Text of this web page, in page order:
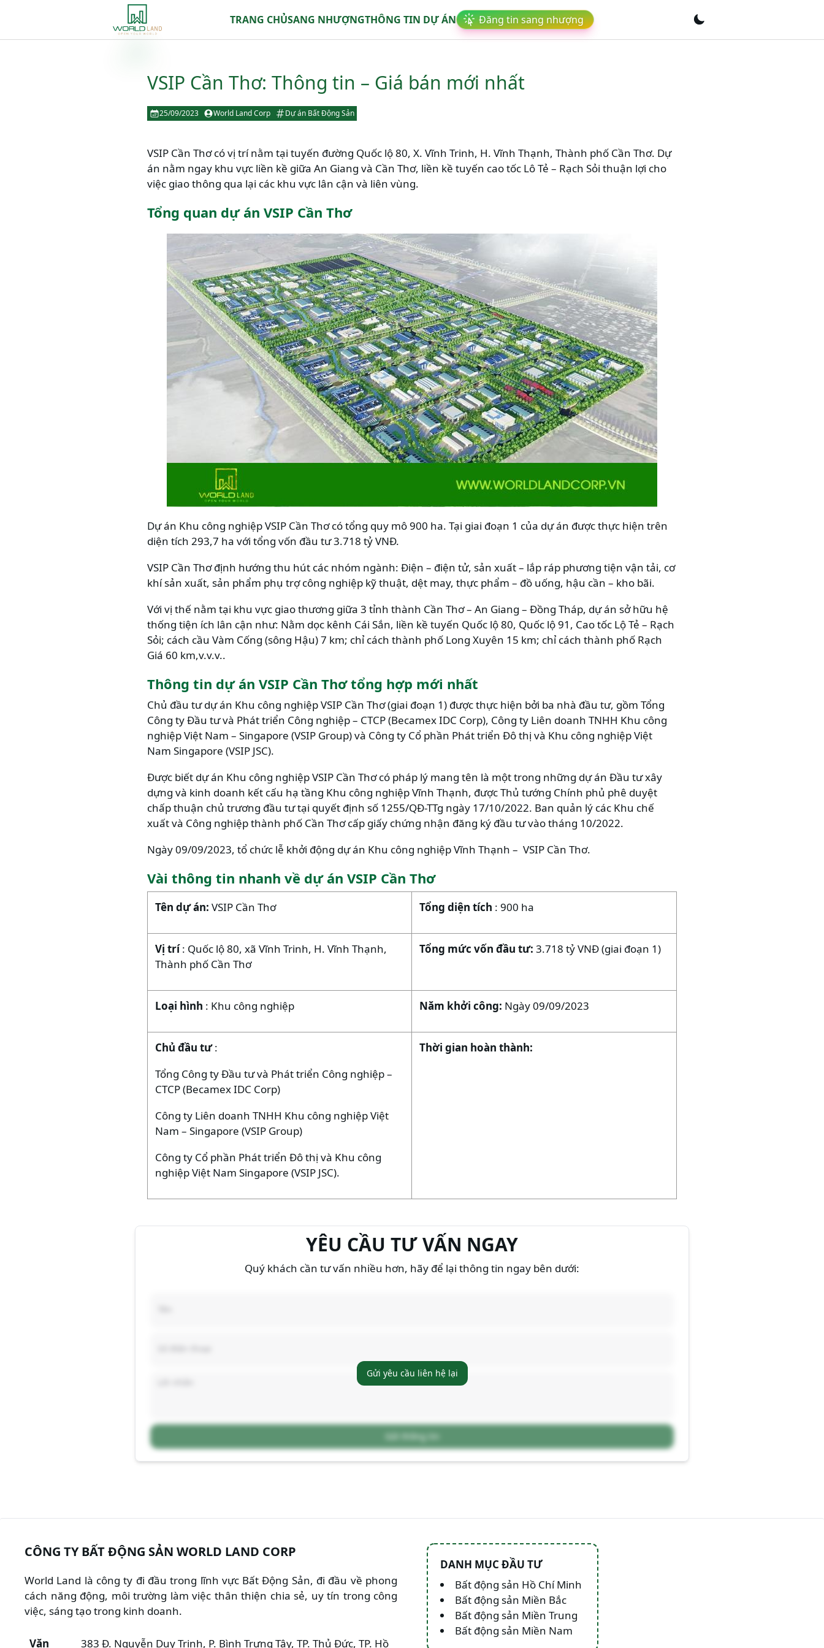
TRANG CHỦSANG NHƯỢNGTHÔNG TIN DỰ ÁN Đăng tin sang nhượng
VSIP Cần Thơ: Thông tin – Giá bán mới nhất
25/09/2023 World Land Corp Dự án Bất Động Sản
VSIP Cần Thơ có vị trí nằm tại tuyến đường Quốc lộ 80, X. Vĩnh Trinh, H. Vĩnh Thạnh, Thành phố Cần Thơ. Dự
án nằm ngay khu vực liền kề giữa An Giang và Cần Thơ, liền kề tuyến cao tốc Lô Tẻ – Rạch Sỏi thuận lợi cho
việc giao thông qua lại các khu vực lân cận và liên vùng.
Tổng quan dự án VSIP Cần Thơ
Dự án Khu công nghiệp VSIP Cần Thơ có tổng quy mô 900 ha. Tại giai đoạn 1 của dự án được thực hiện trên
diện tích 293,7 ha với tổng vốn đầu tư 3.718 tỷ VNĐ.
VSIP Cần Thơ định hướng thu hút các nhóm ngành: Điện – điện tử, sản xuất – lắp ráp phương tiện vận tải, cơ
khí sản xuất, sản phẩm phụ trợ công nghiệp kỹ thuật, dệt may, thực phẩm – đồ uống, hậu cần – kho bãi.
Với vị thế nằm tại khu vực giao thương giữa 3 tỉnh thành Cần Thơ – An Giang – Đồng Tháp, dự án sở hữu hệ
thống tiện ích lân cận như: Nằm dọc kênh Cái Sắn, liền kề tuyến Quốc lộ 80, Quốc lộ 91, Cao tốc Lộ Tẻ – Rạch
Sỏi; cách cầu Vàm Cống (sông Hậu) 7 km; chỉ cách thành phố Long Xuyên 15 km; chỉ cách thành phố Rạch
Giá 60 km,v.v.v..
Thông tin dự án VSIP Cần Thơ tổng hợp mới nhất
Chủ đầu tư dự án Khu công nghiệp VSIP Cần Thơ (giai đoạn 1) được thực hiện bởi ba nhà đầu tư, gồm Tổng
Công ty Đầu tư và Phát triển Công nghiệp – CTCP (Becamex IDC Corp), Công ty Liên doanh TNHH Khu công
nghiệp Việt Nam – Singapore (VSIP Group) và Công ty Cổ phần Phát triển Đô thị và Khu công nghiệp Việt
Nam Singapore (VSIP JSC).
Được biết dự án Khu công nghiệp VSIP Cần Thơ có pháp lý mang tên là một trong những dự án Đầu tư xây
dựng và kinh doanh kết cấu hạ tầng Khu công nghiệp Vĩnh Thạnh, được Thủ tướng Chính phủ phê duyệt
chấp thuận chủ trương đầu tư tại quyết định số 1255/QĐ-TTg ngày 17/10/2022. Ban quản lý các Khu chế
xuất và Công nghiệp thành phố Cần Thơ cấp giấy chứng nhận đăng ký đầu tư vào tháng 10/2022.
Ngày 09/09/2023, tổ chức lễ khởi động dự án Khu công nghiệp Vĩnh Thạnh – VSIP Cần Thơ.
Vài thông tin nhanh về dự án VSIP Cần Thơ
Tên dự án: VSIP Cần Thơ Tổng diện tích : 900 ha
Vị trí: Quốc lộ 80, xã Vĩnh Trinh, H. Vĩnh Thạnh,
Thành phố Cần Thơ
Tổng mức vốn đầu tư: 3.718 tỷ VNĐ (giai đoạn 1)
Loại hình : Khu công nghiệp Năm khởi công: Ngày 09/09/2023
Chủ đầu tư:
Tổng Công ty Đầu tư và Phát triển Công nghiệp –
CTCP (Becamex IDC Corp)
Công ty Liên doanh TNHH Khu công nghiệp Việt
Nam – Singapore (VSIP Group)
Công ty Cổ phần Phát triển Đô thị và Khu công
nghiệp Việt Nam Singapore (VSIP JSC).
Thời gian hoàn thành:
YÊU CẦU TƯ VẤN NGAY
Quý khách cần tư vấn nhiều hơn, hãy để lại thông tin ngay bên dưới:
Gửi thông tin
Gửi yêu cầu liên hệ lại
CÔNG TY BẤT ĐỘNG SẢN WORLD LAND CORP
World Land là công ty đi đầu trong lĩnh vực Bất Động Sản, đi đầu về phong
cách năng động, môi trường làm việc thân thiện chia sẻ, uy tín trong công
việc, sáng tạo trong kinh doanh.
Văn 383 Đ. Nguyễn Duy Trinh, P. Bình Trưng Tây, TP. Thủ Đức, TP. Hồ
DANH MỤC ĐẦU TƯ
Bất động sản Hồ Chí Minh
Bất động sản Miền Bắc
Bất động sản Miền Trung
Bất động sản Miền Nam